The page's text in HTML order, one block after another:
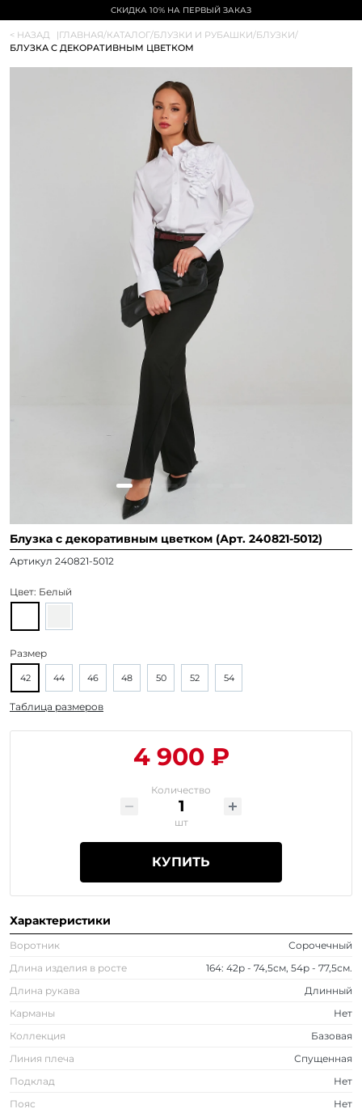
СКИДКА 10% НА ПЕРВЫЙ ЗАКАЗ
< НАЗАД |ГЛАВНАЯ/КАТАЛОГ/БЛУЗКИ И РУБАШКИ/БЛУЗКИ/
БЛУЗКА С ДЕКОРАТИВНЫМ ЦВЕТКОМ
Блузка с декоративным цветком (Арт. 240821-5012)
Артикул 240821-5012
Цвет: Белый
Размер
42 44 46 48 50 52 54
Таблица размеров
4 900 ₽
Количество
шт
КУПИТЬ
Характеристики
Воротник
Сорочечный
Длина изделия в росте
164: 42р - 74,5см, 54р - 77,5см.
Длина рукава
Длинный
Карманы
Нет
Коллекция
Базовая
Линия плеча
Спущенная
Подклад
Нет
Пояс
Нет